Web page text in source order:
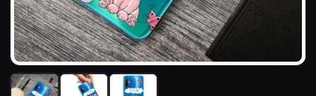
Бампер Fashion Case -IT'S A GIRL для Huawei P20 Lite